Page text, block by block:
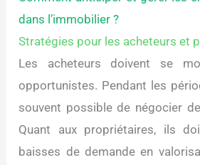
dans l’immobilier ?
Stratégies pour les acheteurs et
Les acheteurs doivent se
opportunistes. Pendant les
souvent possible de négocier
Quant aux propriétaires, ils
baisses de demande en